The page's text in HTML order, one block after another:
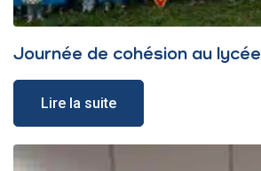
Journée de cohésion au lycée
Lire la suite